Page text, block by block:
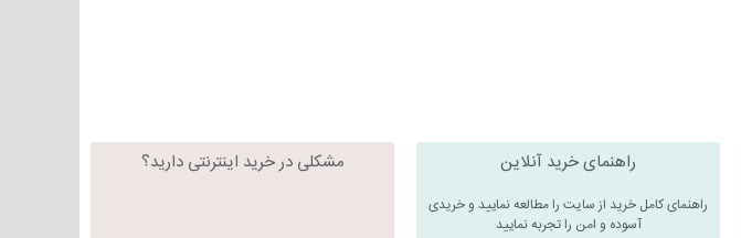
راهنمای خرید آنلاین
راهنمای کامل خرید از سایت را مطالعه نمایید و خریدی
آسوده و امن را تجربه نمایید
مشکلی در خرید اینترنتی دارید؟